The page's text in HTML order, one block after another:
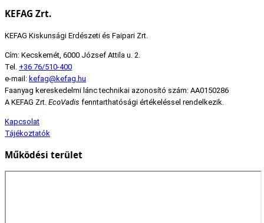
KEFAG Zrt.
KEFAG Kiskunsági Erdészeti és Faipari Zrt.
Cím: Kecskemét, 6000 József Attila u. 2.
Tel. +36 76/510-400
e-mail: kefag@kefag.hu
Faanyag kereskedelmi lánc technikai azonosító szám: AA0150286
A KEFAG Zrt. EcoVadis fenntarthatósági értékeléssel rendelkezik.
Kapcsolat
Tájékoztatók
Működési terület